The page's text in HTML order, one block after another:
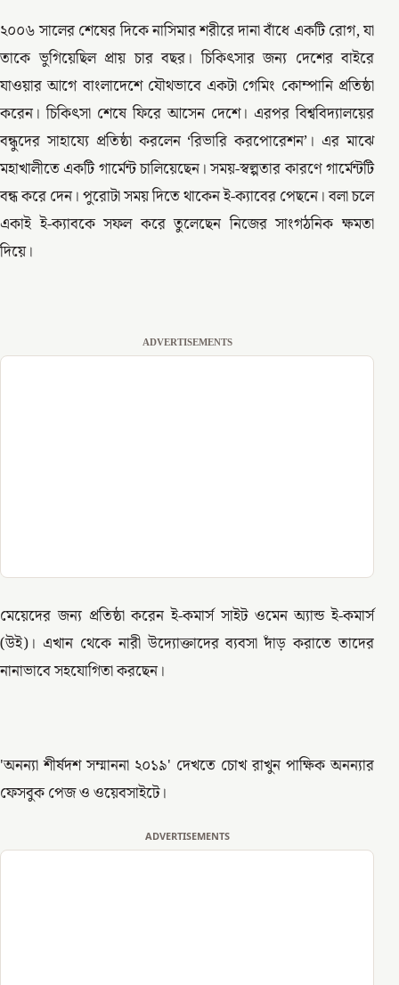
২০০৬ সালের শেষের দিকে নাসিমার শরীরে দানা বাঁধে একটি রোগ, যা
তাকে ভুগিয়েছিল প্রায় চার বছর। চিকিৎসার জন্য দেশের বাইরে
যাওয়ার আগে বাংলাদেশে যৌথভাবে একটা গেমিং কোম্পানি প্রতিষ্ঠা
করেন। চিকিৎসা শেষে ফিরে আসেন দেশে। এরপর বিশ্ববিদ্যালয়ের
বন্ধুদের সাহায্যে প্রতিষ্ঠা করলেন ‘রিভারি করপোরেশন’। এর মাঝে
মহাখালীতে একটি গার্মেন্ট চালিয়েছেন। সময়-স্বল্পতার কারণে গার্মেন্টটি
বন্ধ করে দেন। পুরোটা সময় দিতে থাকেন ই-ক্যাবের পেছনে। বলা চলে
একাই ই-ক্যাবকে সফল করে তুলেছেন নিজের সাংগঠনিক ক্ষমতা
দিয়ে।
ADVERTISEMENTS
মেয়েদের জন্য প্রতিষ্ঠা করেন ই-কমার্স সাইট ওমেন অ্যান্ড ই-কমার্স
(উই)। এখান থেকে নারী উদ্যোক্তাদের ব্যবসা দাঁড় করাতে তাদের
নানাভাবে সহযোগিতা করছেন।
'অনন্যা শীর্ষদশ সম্মাননা ২০১৯' দেখতে চোখ রাখুন পাক্ষিক অনন্যার
ফেসবুক পেজ ও ওয়েবসাইটে।
ADVERTISEMENTS